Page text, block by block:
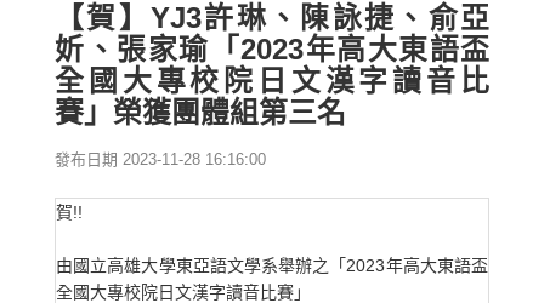
【賀】YJ3許琳、陳詠捷、俞亞
妡、張家瑜「2023年高大東語盃
全國大專校院日文漢字讀音比
賽」榮獲團體組第三名
發布日期 2023-11-28 16:16:00
賀!!
由國立高雄大學東亞語文學系舉辦之「2023年高大東語盃
全國大專校院日文漢字讀音比賽」